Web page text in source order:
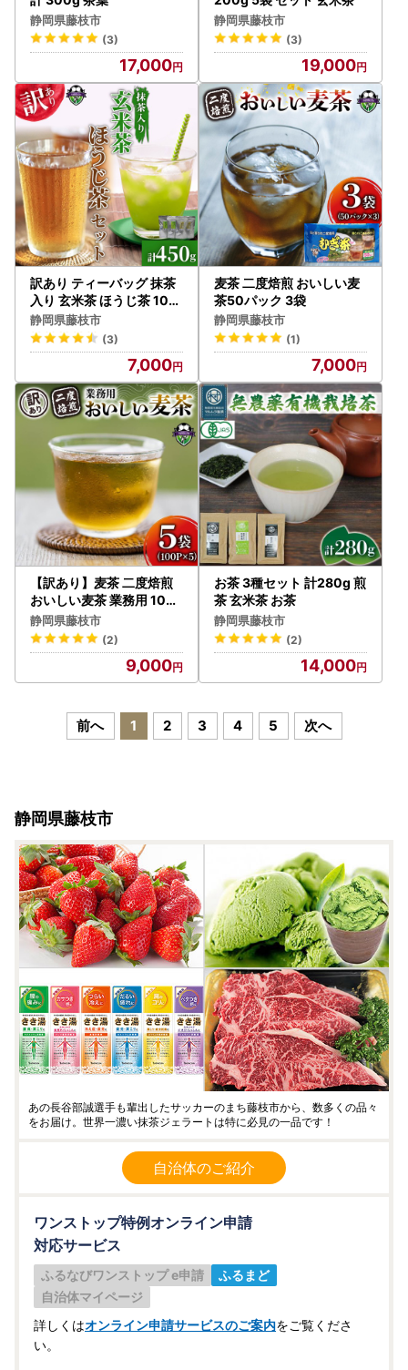
静岡県藤枝市
(3)
17,000
静岡県藤枝市
(3)
19,000
訳あり ティーバッグ 抹茶
入り 玄米茶 ほうじ茶 100
個 ティーバッグ
静岡県藤枝市
(3)
7,000
麦茶 二度焙煎 おいしい麦
茶50パック 3袋
静岡県藤枝市
(1)
7,000
【訳あり】麦茶 二度焙煎
おいしい麦茶 業務用 100P
×5 お茶
静岡県藤枝市
(2)
9,000
お茶 3種セット 計280g 煎
茶 玄米茶 お茶
静岡県藤枝市
(2)
14,000
前へ 1 2 3 4 5 次へ
静岡県藤枝市
あの長谷部誠選⼿も輩出したサッカーのまち藤枝市から、数多くの品々
をお届け。世界一濃い抹茶ジェラートは特に必見の一品です！
自治体のご紹介
ワンストップ特例オンライン申請
対応サービス
ふるなびワンストップ e申請
ふるまど
自治体マイページ
詳しくはオンライン申請サービスのご案内をご覧くださ
い。